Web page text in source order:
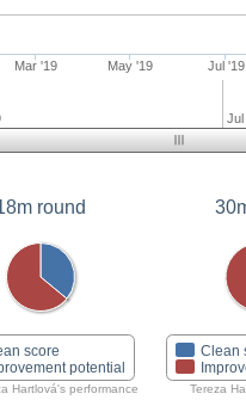
Mar '19 May '19 Jul '19
Jul
round
score
potential
Hartlová's performance
Clean
Tereza